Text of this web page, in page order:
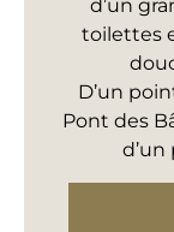
d’un
toilettes
D’un
Pont des